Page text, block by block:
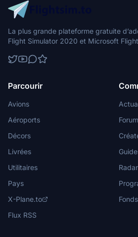
La plus grande plateforme gratuite
Flight Simulator 2020 et Microsoft
Parcourir
Avions
Aéroports
Décors
Livrées
Utilitaires
Pays
X-Plane.to
Flux RSS
Radar